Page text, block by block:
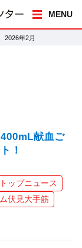
MENU
2026年2月
献血ご
！
トップニュース
伏見大手筋